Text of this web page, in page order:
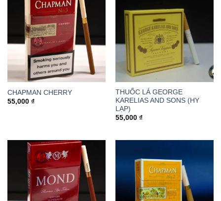
CHAPMAN CHERRY
55,000 ₫
THUỐC LÁ GEORGE
KARELIAS AND SONS (HY
LẠP)
55,000 ₫